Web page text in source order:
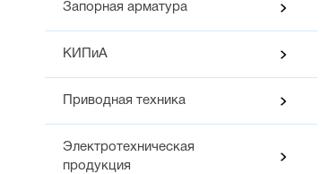
Запорная арматура
КИПиА
Приводная техника
Электротехническая
продукция